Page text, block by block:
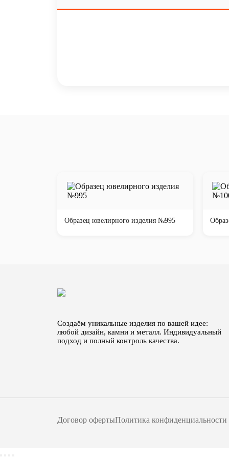
Образец ювелирного изделия №995
Создаём уникальные изделия по вашей идее:
любой дизайн, камни и металл. Индивидуальный
подход и полный контроль качества.
Договор офертыПолитика конфиденциальности